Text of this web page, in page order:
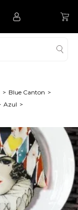
Blue Canton
Azul